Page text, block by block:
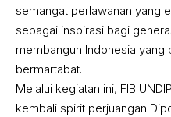
semangat perlawanan yang
sebagai inspirasi bagi
membangun Indonesia yang
bermartabat.
Melalui kegiatan ini, FIB
kembali spirit perjuangan